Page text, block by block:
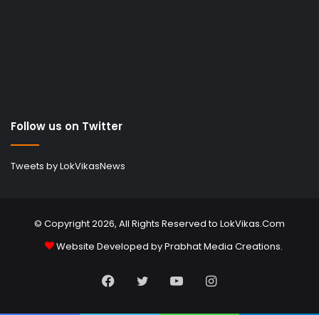
Follow us on Twitter
Tweets by LokVikasNews
© Copyright 2026, All Rights Reserved to LokVikas.Com
Website Developed byPrabhat Media Creations.
Facebook
TwitterYouTubeInstagram